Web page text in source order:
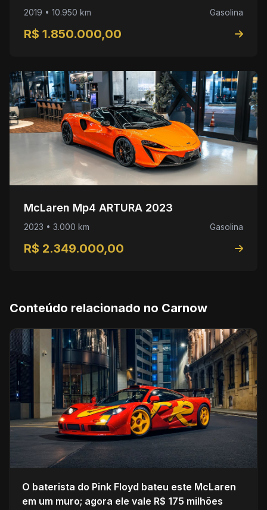
2019 • 10.950 km Gasolina
R$ 1.850.000,00
McLaren Mp4 ARTURA 2023
2023 • 3.000 km Gasolina
R$ 2.349.000,00
Conteúdo relacionado no Carnow
O baterista do Pink Floyd bateu este McLaren
em um muro; agora ele vale R$ 175 milhões